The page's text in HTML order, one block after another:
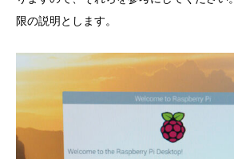
限の説明とします。